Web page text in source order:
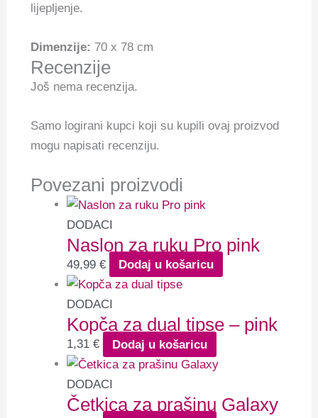
lijepljenje.
Dimenzije: 70 x 78 cm
Recenzije
Još nema recenzija.
Samo logirani kupci koji su kupili ovaj proizvod
mogu napisati recenziju.
Povezani proizvodi
DODACI
Naslon za ruku Pro pink
49,99€ Dodaj u košaricu
DODACI
Kopča za dual tipse – pink
1,31€ Dodaj u košaricu
DODACI
Četkica za prašinu Galaxy